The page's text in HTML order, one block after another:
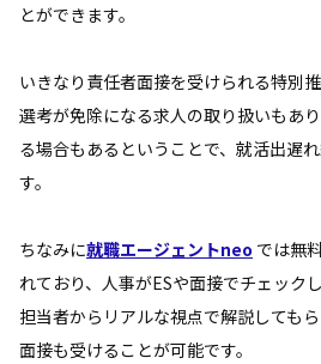
とができます。
いきなり責任者面接を受けられる特別
選考が免除になる求人の取り扱いもあ
る場合もあるということで、就活出遅
す。
ちなみに就職エージェントneo では無
れており、人事がESや面接でチェック
担当者からリアルな視点で解説しても
面接も受けることが可能です。